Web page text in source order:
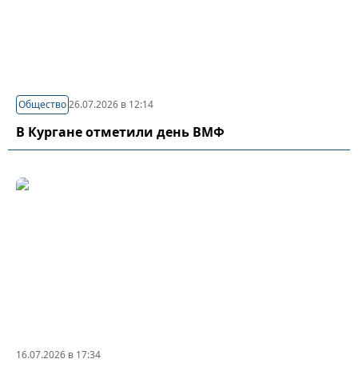
Общество26.07.2026 в 12:14
В Кургане отметили день ВМФ
16.07.2026 в 17:34